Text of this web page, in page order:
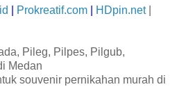
Prokreatif.com HDpin.net|
Pileg, Pilpes, Pilgub,
Medan
souvenir pernikahan murah di